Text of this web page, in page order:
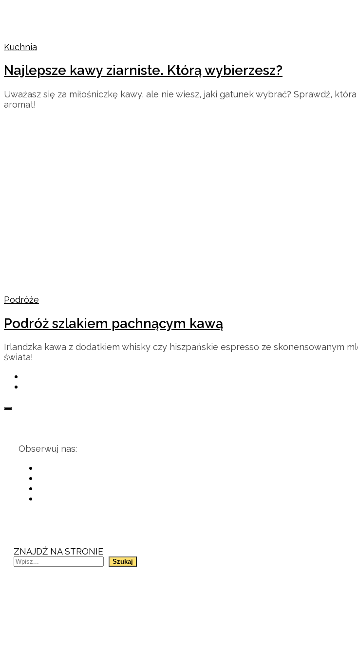
Kuchnia
Najlepsze kawy ziarniste. Którą wybierzesz?
Uważasz się za miłośniczkę kawy, ale nie wiesz, jaki gatunek wybrać? Sprawdź,
aromat!
Podróże
Podróż szlakiem pachnącym kawą
Irlandzka kawa z dodatkiem whisky czy hiszpańskie espresso ze skonensowanym
świata!
Obserwuj nas:
ZNAJDŹ NA STRONIE
Szukaj